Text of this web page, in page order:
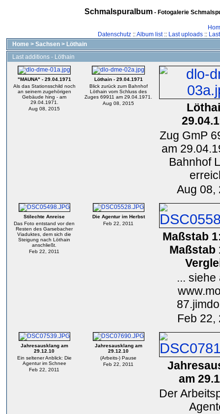
Schmalspuralbum- Fotogalerie
Datenschutz::Album list:: Last uploads::
Home > Sachsen > Löthain
Last additions - Löthain
"MAUNA" - 29.04.1971
Als das Stationsschild noch
an seinem zugehörigen
Gebäude hing - am
29.04.1971.
Aug 08, 2015
Löthain - 29.04.1971
Blick zurück zum Bahnhof
Löthain vom Schluss des
Zuges 69911 am 29.04.1971.
Aug 08, 2015
Zug GmP
am
Bahnhof
Aug 08,
Stilechte Anreise
Das Foto entstand vor den
Resten des Garsebacher
Viaduktes, dem sich die
Steigung nach Löthain
anschließt.
Feb 22, 2011
Die Agentur im Herbst
Feb 22, 2011
Maßstab
Maßstab
... siehe
Feb 22,
Jahresausklang am
29.12.10
Ein seltener Anblick: Die
Agentur im Schnee
Feb 22, 2011
Jahresausklang am
29.12.10
(Arbeits-) Pause
Feb 22, 2011
am
Der